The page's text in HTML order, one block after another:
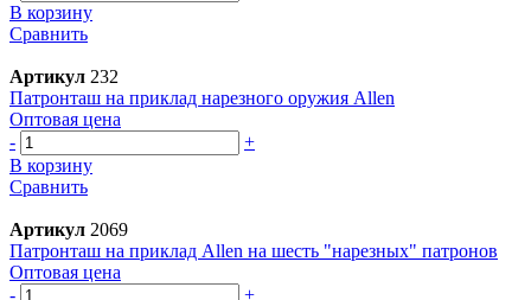
В корзину
Сравнить
Артикул 232
Патронташ на приклад нарезного оружия Allen
Оптовая цена
-
+
В корзину
Сравнить
Артикул 2069
Патронташ на приклад Allen на шесть "нарезных" патронов
Оптовая цена
-
+